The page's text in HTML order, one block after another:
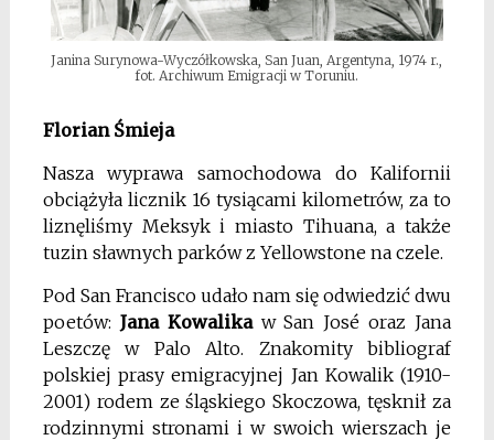
Janina Surynowa-Wyczółkowska, San Juan, Argentyna, 1974 r.,
fot. Archiwum Emigracji w Toruniu.
Florian Śmieja
Nasza wyprawa samochodowa do Kalifornii
obciążyła licznik 16 tysiącami kilometrów, za to
liznęliśmy Meksyk i miasto Tihuana, a także
tuzin sławnych parków z Yellowstone na czele.
Pod San Francisco udało nam się odwiedzić dwu
poetów: Jana Kowalikaw San José oraz Jana
Leszczę w Palo Alto. Znakomity bibliograf
polskiej prasy emigracyjnej Jan Kowalik (1910-
2001) rodem ze śląskiego Skoczowa, tęsknił za
rodzinnymi stronami i w swoich wierszach je